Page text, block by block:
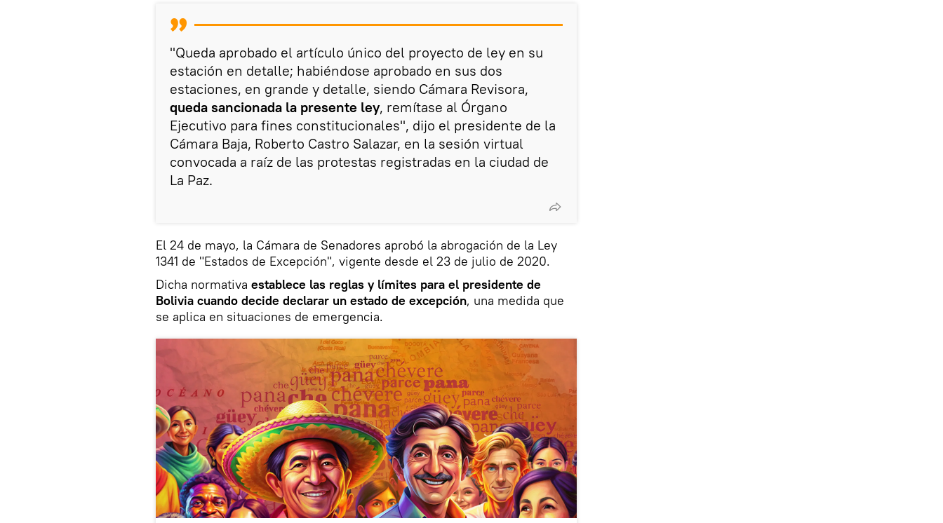
"Queda aprobado el artículo único del proyecto de ley en su
estación en detalle; habiéndose aprobado en sus dos
estaciones, en grande y detalle, siendo Cámara Revisora,
queda sancionada la presente ley, remítase al Órgano
Ejecutivo para fines constitucionales", dijo el presidente de la
Cámara Baja, Roberto Castro Salazar, en la sesión virtual
convocada a raíz de las protestas registradas en la ciudad de
La Paz.
El 24 de mayo, la Cámara de Senadores aprobó la abrogación de la Ley
1341 de "Estados de Excepción", vigente desde el 23 de julio de 2020.
Dicha normativa establece las reglas y límites para el presidente de
Bolivia cuando decide declarar un estado de excepción, una medida que
se aplica en situaciones de emergencia.